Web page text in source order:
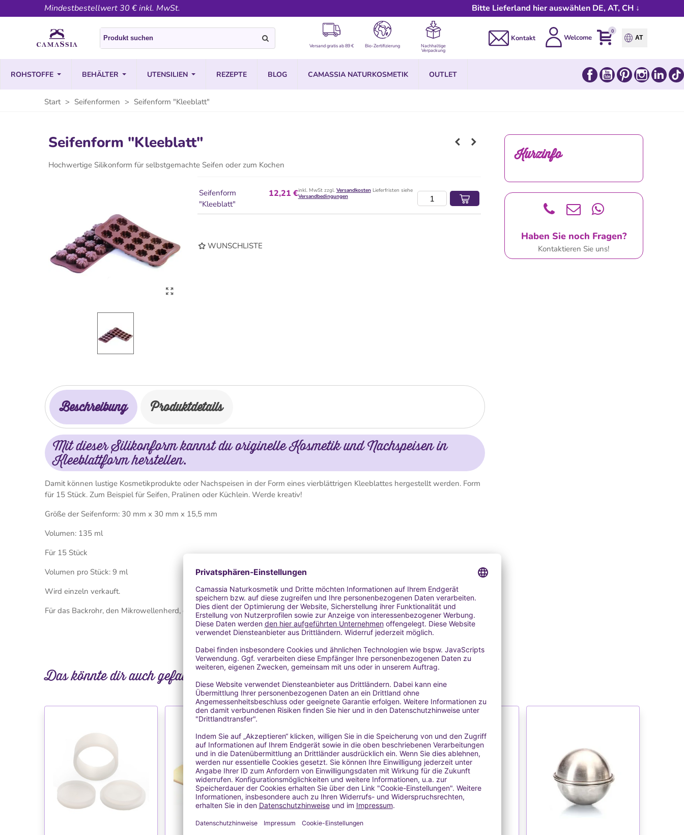
Mindestbestellwert 30 € inkl. MwSt. Bitte Lieferland hier auswählen DE, AT, CH ↓
Versand gratis ab 89 € Bio-Zertifizierung Nachhaltige
Verpackung
Kontakt Welcome
0
AT
ROHSTOFFE BEHÄLTER UTENSILIEN REZEPTE BLOG CAMASSIA NATURKOSMETIK OUTLET FacebookYouTubePinterestInstagram
Start > Seifenformen > Seifenform "Kleeblatt"
Seifenform "Kleeblatt"
Hochwertige Silikonform für selbstgemachte Seifen oder zum Kochen
Seifenform
"Kleeblatt"
12,21 €inkl. MwSt zzgl. VersandkostenLieferfristen siehe
Versandbedingungen
WUNSCHLISTE
Beschreibung Produktdetails
Mit dieser Silikonform kannst du originelle Kosmetik und Nachspeisen in
Kleeblattform herstellen.
Damit können lustige Kosmetikprodukte oder Nachspeisen in der Form eines vierblättrigen Kleeblattes hergestellt werden. Form
für 15 Stück. Zum Beispiel für Seifen, Pralinen oder Küchlein. Werde kreativ!
Größe der Seifenform: 30 mm x 30 mm x 15,5 mm
Volumen: 135 ml
Für 15 Stück
Volumen pro Stück: 9 ml
Wird einzeln verkauft.
Für das Backrohr, den Mikrowellenherd, den Gefrierschrank und den Geschirrspüler geeignet.
Kurzinfo
Haben Sie noch Fragen?
Kontaktieren Sie uns!
Das könnte dir auch gefallen